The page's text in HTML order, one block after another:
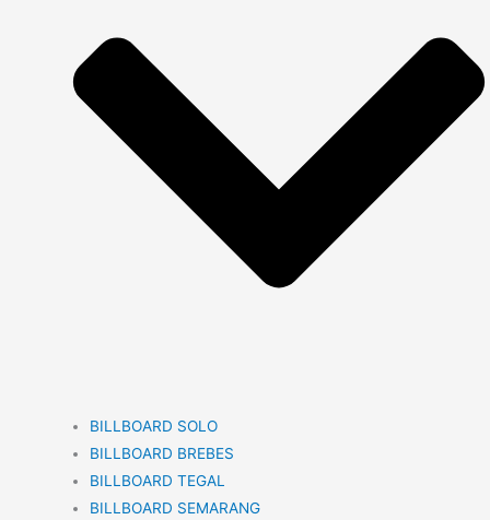
BILLBOARD SOLO
BILLBOARD BREBES
BILLBOARD TEGAL
BILLBOARD SEMARANG